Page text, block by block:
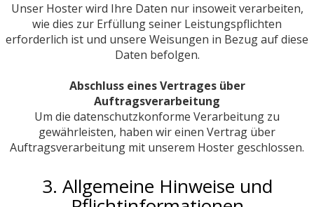
Unser Hoster wird Ihre Daten nur insoweit verarbeiten,
wie dies zur Erfüllung seiner Leistungspflichten
erforderlich ist und unsere Weisungen in Bezug auf diese
Daten befolgen.
Abschluss eines Vertrages über
Auftragsverarbeitung
Um die datenschutzkonforme Verarbeitung zu
gewährleisten, haben wir einen Vertrag über
Auftragsverarbeitung mit unserem Hoster geschlossen.
3. Allgemeine Hinweise und